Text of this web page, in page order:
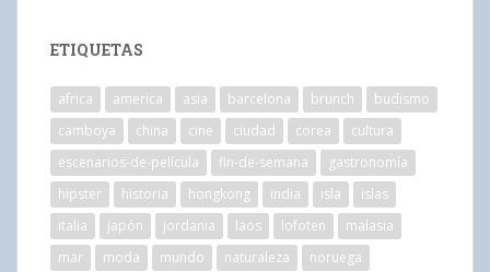
ETIQUETAS
africa america asia barcelona brunch
budismo
camboya
china cine ciudad corea
cultura
escenarios-de-película
fin-de-semana
gastronomía
hipster
historia hongkong india isla
islas
italia
japón jordania laos lofoten
malasia
mar
moda mundo naturaleza
noruega